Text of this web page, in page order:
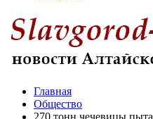
Главная
Общество
270 тонн чечевицы